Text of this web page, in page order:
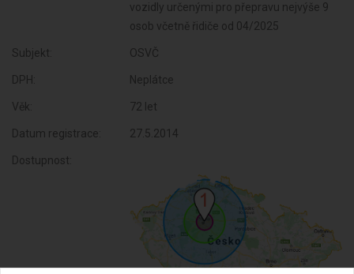
vozidly určenými pro přepravu nejvýše 9
osob včetně řidiče od 04/2025
Subjekt: OSVČ
DPH: Neplátce
Věk: 72 let
Datum registrace: 27.5.2014
Dostupnost: